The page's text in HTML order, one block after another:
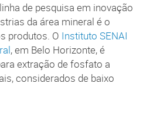
de pesquisa em inovação
da área mineral é o
produtos. O Instituto SENAI
, em Belo Horizonte, é
extração de fosfato a
considerados de baixo